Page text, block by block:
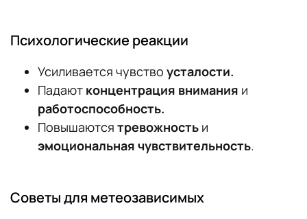
Психологические реакции
Усиливается чувство усталости.
Падают концентрация внимания и
работоспособность.
Повышаются тревожность и
эмоциональная чувствительность.
Советы для метеозависимых